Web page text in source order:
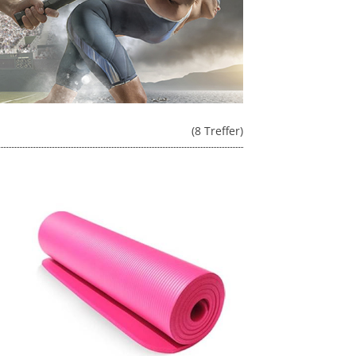
(8 Treffer)